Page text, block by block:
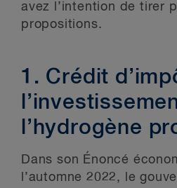
avez l’intention de tirer
propositions.
1. Crédit
l’hydrogène
Dans son Énoncé
l’automne 2022, le